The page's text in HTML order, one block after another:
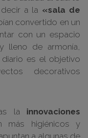
a la «sala de
convertido en un
con un espacio
lleno de armonía,
es el objetivo
decorativos
la innovaciones
más higiénicos y
a algunas de